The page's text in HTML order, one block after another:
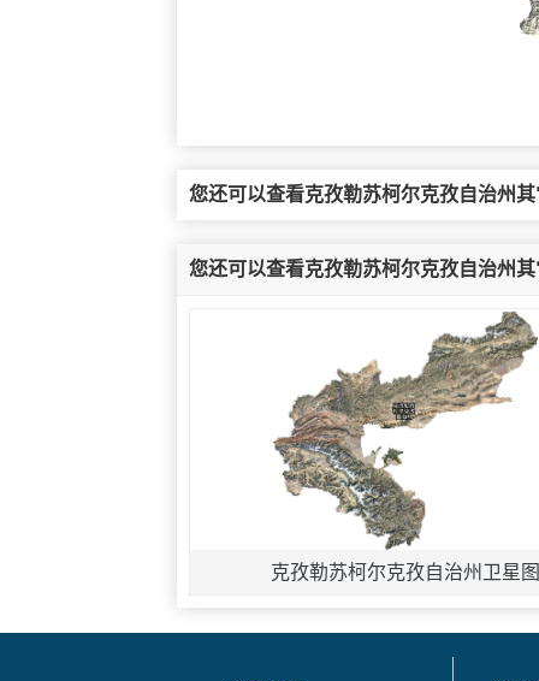
您还可以查看克孜勒苏柯尔克孜自治州
您还可以查看克孜勒苏柯尔克孜自治州
克孜勒苏柯尔克孜自治州卫星图